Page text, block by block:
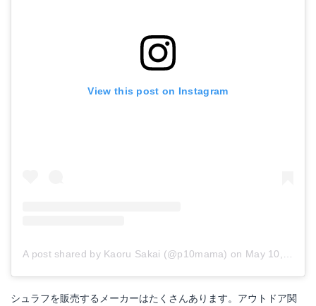
View this post on Instagram
A post shared by Kaoru Sakai (@p10mama) on May 10, 2018 at 5:34am PDT
シュラフを販売するメーカーはたくさんあります。アウトドア関